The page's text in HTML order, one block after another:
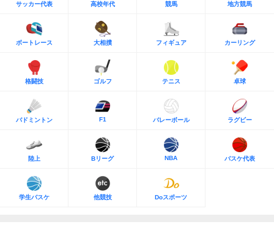
サッカー代表 高校年代 競馬 地方競馬
ボートレース 大相撲 フィギュア カーリング
格闘技 ゴルフ テニス 卓球
バドミントン F1 バレーボール ラグビー
陸上 Bリーグ NBA バスケ代表
学生バスケ 他競技 Doスポーツ